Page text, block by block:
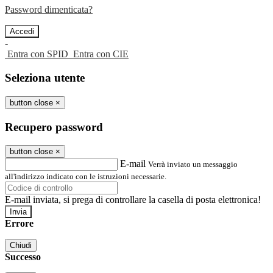
Password dimenticata?
-
Entra con SPID Entra con CIE
Seleziona utente
button close ×
Recupero password
button close ×
E-mail Verrà inviato un messaggio
all'indirizzo indicato con le istruzioni necessarie.
E-mail inviata, si prega di controllare la casella di posta elettronica!
Errore
Chiudi
Successo